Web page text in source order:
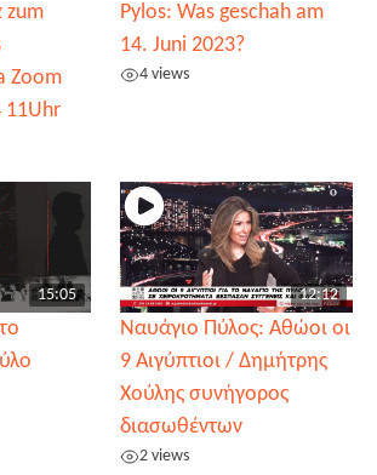
zum
Zoom
11Uhr
Pylos: Was geschah am
14. Juni 2023?
4 views
15:05 12:12
Ναυάγιο Πύλος: Αθώοι οι
9 Αιγύπτιοι / Δημήτρης
Χούλης συνήγορος
διασωθέντων
2 views